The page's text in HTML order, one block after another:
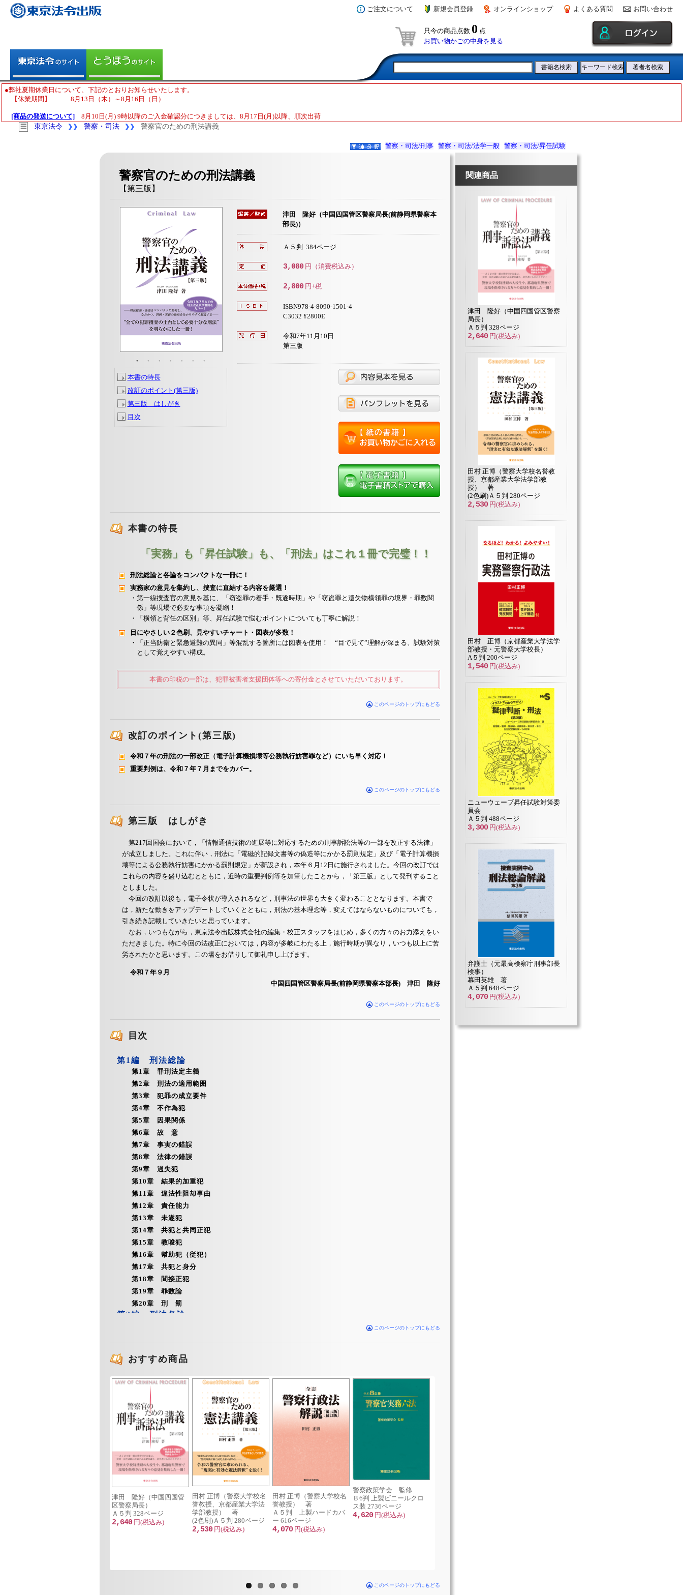
ご注文について 新規会員登録 オンラインショップ よくある質問 お問い合わせ
只今の商品点数 0 点
お買い物かごの中身を見る
●弊社夏期休業日について、下記のとおりお知らせいたします。
【休業期間】 8月13日（木）～8月16日（日）
[商品の発送について] 8月10日(月) 9時以降のご入金確認分につきましては、8月17日(月)以降、順次出荷
☰ 東京法令 ❯❯ 警察・司法 ❯❯ 警察官のための刑法講義
警察・司法/刑事 警察・司法/法学一般 警察・司法/昇任試験
警察官のための刑法講義
【第三版】
【 内容見本 】
『令和７年の刑法改正に
いち早く対応！』
【 内容見本 】
『最新の重要判例を漏ら
さず収録！』
【 内容見本 】
『ポイントの整理に便利
な図表を多数登載！』
【 内容見本 】
『「充実した索引で検索
もラクラク！」』
本書の特長
改訂のポイント(第三版)
第三版 はしがき
目次
津田 隆好（中国四国管区警察局長(前静岡県警察本
部長)）
Ａ５判 384ページ
3,080円（消費税込み）
2,800円+税
ISBN978-4-8090-1501-4
C3032 ¥2800E
令和7年11月10日
第三版
本書の特長
「実務」も「昇任試験」も、「刑法」はこれ１冊で完璧！！
刑法総論と各論をコンパクトな一冊に！
実務家の意見を集約し、捜査に直結する内容を厳選！
・第一線捜査官の意見を基に、「窃盗罪の着手・既遂時期」や「窃盗罪と遺失物横領罪の境界・罪数関
係」等現場で必要な事項を凝縮！
・「横領と背任の区別」等、昇任試験で悩むポイントについても丁寧に解説！
目にやさしい２色刷、見やすいチャート・図表が多数！
・「正当防衛と緊急避難の異同」等混乱する箇所には図表を使用！ “目で見て”理解が深まる、試験対策
として覚えやすい構成。
本書の印税の一部は、犯罪被害者支援団体等への寄付金とさせていただいております。
このページのトップにもどる
改訂のポイント(第三版)
令和７年の刑法の一部改正（電子計算機損壊等公務執行妨害罪など）にいち早く対応！
重要判例は、令和７年７月までをカバー。
このページのトップにもどる
第三版 はしがき
第217回国会において，「情報通信技術の進展等に対応するための刑事訴訟法等の一部を改正する法律」
が成立しました。これに伴い，刑法に「電磁的記録文書等の偽造等にかかる罰則規定」及び「電子計算機損
壊等による公務執行妨害にかかる罰則規定」が新設され，本年６月12日に施行されました。今回の改訂では
これらの内容を盛り込むとともに，近時の重要判例等を加筆したことから，「第三版」として発刊すること
としました。
今回の改訂以後も，電子令状が導入されるなど，刑事法の世界も大きく変わることとなります。本書で
は，新たな動きをアップデートしていくとともに，刑法の基本理念等，変えてはならないものについても，
引き続き記載していきたいと思っています。
なお，いつもながら，東京法令出版株式会社の編集・校正スタッフをはじめ，多くの方々のお力添えをい
ただきました。特に今回の法改正においては，内容が多岐にわたる上，施行時期が異なり，いつも以上に苦
労されたかと思います。この場をお借りして御礼申し上げます。
令和７年９月
中国四国管区警察局長(前静岡県警察本部長) 津田 隆好
このページのトップにもどる
目次
第1編 刑法総論
第1章 罪刑法定主義
第2章 刑法の適用範囲
第3章 犯罪の成立要件
第4章 不作為犯
第5章 因果関係
第6章 故 意
第7章 事実の錯誤
第8章 法律の錯誤
第9章 過失犯
第10章 結果的加重犯
第11章 違法性阻却事由
第12章 責任能力
第13章 未遂犯
第14章 共犯と共同正犯
第15章 教唆犯
第16章 幇助犯（従犯）
第17章 共犯と身分
第18章 間接正犯
第19章 罪数論
第20章 刑 罰
第2編 刑法各論
第4章 凶器準備集合罪（208条の2）
第6章 逮捕・監禁罪（220条，221条）
第7章 脅迫の罪（222条，223条）
第8章 拐取罪（224条～229条）
第9章 性犯罪（176条～181条）
第10章 住居侵入等罪（130条）
第11章 名誉に対する罪（230条～232条）
第12章 信用及び業務に対する罪（233条～234条の2）
第13章 財産犯罪総論
第14章 窃盗罪（235条）
第15章 強盗の罪（236条～241条）
第16章 詐欺罪（246条，246条の2，248条）
第17章 恐喝罪（249条）
第18章 横領罪（252条～255条）
第21章 毀棄及び隠匿の罪（258条～264条）
第22章 放火罪（108条～117条の2）
このページのトップにもどる
おすすめ商品
津田 隆好（中国四国管
区警察局長）
Ａ５判 328ページ
2,640円(税込み)
田村 正博（警察大学校名
誉教授、京都産業大学法
学部教授） 著
(2色刷)Ａ５判 280ページ
2,530円(税込み)
田村 正博（警察大学校名
誉教授） 著
Ａ５判 上製ハードカバ
ー 616ページ
4,070円(税込み)
警察政策学会 監修
Ｂ6判 上製ビニールクロ
ス装 2736ページ
4,620円(税込み)
このページのトップにもどる
関連商品
津田 隆好（中国四国管区警察
局長）
Ａ５判 328ページ
2,640円(税込み)
田村 正博（警察大学校名誉教
授、京都産業大学法学部教
授） 著
(2色刷)Ａ５判 280ページ
2,530円(税込み)
田村 正博（京都産業大学法学
部教授・元警察大学校長）
A５判 200ページ
1,540円(税込み)
ニューウェーブ昇任試験対策委
員会
Ａ５判 488ページ
3,300円(税込み)
弁護士（元最高検察庁刑事部長
検事）
幕田英雄 著
Ａ５判 648ページ
4,070円(税込み)